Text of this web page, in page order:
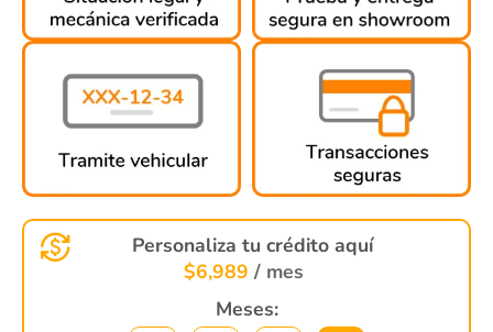
Personaliza tu crédito aquí
$6,989 / mes
Meses: